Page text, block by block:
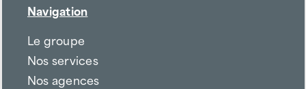
Navigation
Le groupe
Nos services
Nos agences